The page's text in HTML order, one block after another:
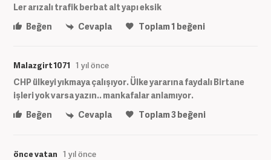
Ler arızalı trafik berbat alt yapı eksik
Beğen
Cevapla Toplam1 beğeni
Malazgirt 1071 1 yıl önce
CHP ülkeyi yıkmaya çalışıyor. Ülke yararına faydalı Birtane
işleri yok varsa yazın.. mankafalar anlamıyor.
Beğen
Cevapla Toplam3beğeni
önce vatan 1 yıl önce